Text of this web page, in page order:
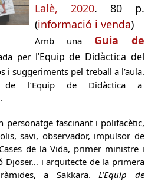
Lalè, 2020. 80 p.
(informació i venda)
Amb una Guia de
per l’Equip de Didàctica del
i suggeriments pel treball a l’aula.
de l’Equip de Didàctica a
.
personatge fascinant i polifacètic,
savi, observador, impulsor de
de la Vida, primer ministre i
Djoser… i arquitecte de la primera
a Sakkara.L’Equip de